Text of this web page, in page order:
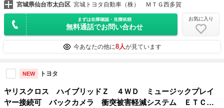
宮城県仙台市太白区 宮城トヨタ自動車（株） ＭＴＧ西多賀
まずは在庫確認・見積依頼
無料通話でお問い合わせ
お気に入り
今あなたの他に8人が見ています
NEW トヨタ
ヤリスクロス ハイブリッドＺ ４ＷＤ ミュージックプレイ
ヤー接続可 バックカメラ 衝突被害軽減システム ＥＴＣ